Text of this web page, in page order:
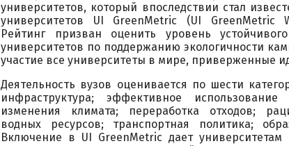
университетов, который впоследствии стал
университетов UI GreenMetric (UI GreenMetric
Рейтинг призван оценить уровень
университетов по поддержанию экологичности
участие все университеты в мире, приверженные
Деятельность вузов оценивается по шести
инфраструктура; эффективное
изменения климата; переработка отходов;
водных ресурсов; транспортная политика;
Включение в UI GreenMetric дает